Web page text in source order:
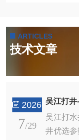
ARTICLES
技术文章
2026
7/29
吴江打
吴江打
井优选